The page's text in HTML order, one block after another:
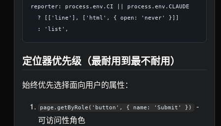
reporter: process.env.CI || process.env.CLAUDE
  ? [['line'], ['html', { open: 'never' }]]
定位器优先级（最耐用到最不耐用）
始终优先选择面向用户的属性：
page.getByRole('button', { name: 'Submit' })
-
可访问性角色